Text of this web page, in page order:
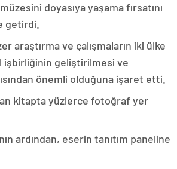
doyasıya yaşama fırsatını
getirdi.
araştırma ve çalışmaların iki ülke
işbirliğinin geliştirilmesi ve
önemli olduğuna işaret etti.
kitapta yüzlerce fotoğraf yer
ardından, eserin tanıtım paneline